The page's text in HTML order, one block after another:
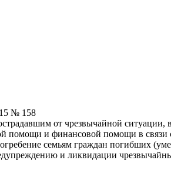
№ 158
от чрезвычайной ситуации,
помощи и финансовой помощи в
семьям граждан погибших
и ликвидации